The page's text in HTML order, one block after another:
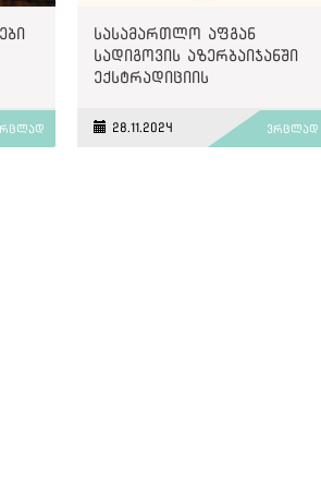
სასამართლო აფგან
სადიგოვის აზერბაიჯანში
ექსტრადიციის
იმსჯელებს
28.11.2024 ვრცლად